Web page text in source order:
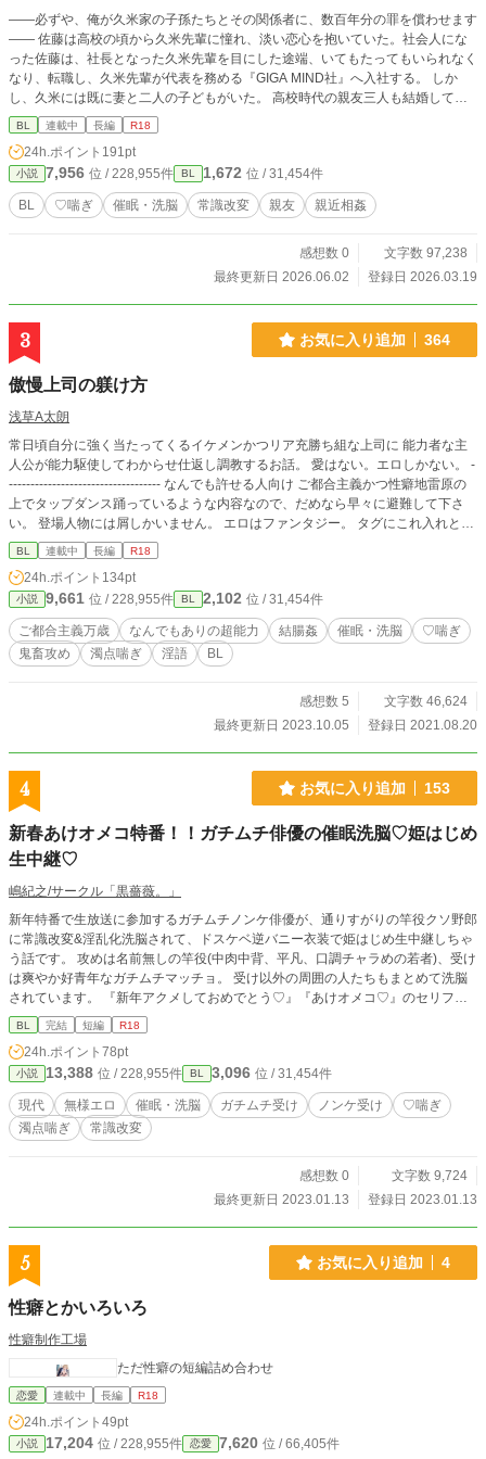
――必ずや、俺が久米家の子孫たちとその関係者に、数百年分の罪を償わせます
―― 佐藤は高校の頃から久米先輩に憧れ、淡い恋心を抱いていた。社会人にな
った佐藤は、社長となった久米先輩を目にした途端、いてもたってもいられなく
なり、転職し、久米先輩が代表を務める『GIGA MIND社』へ入社する。 しか
し、久米には既に妻と二人の子どもがいた。 高校時代の親友三人も結婚して家
庭をもち、佐藤の孤独感は募るばかり……。 そんなある日、ひょんなことから
佐藤は久米家の土地に祀られていた祠を破壊してしまう。 そこには、【スイウ
ノミコト様】という、何百年にもわたって久米家に力を搾取され続けている神様
が封じられていた。 【スイウノミコト様】から特別な鈴を授けられた佐藤は
【スイウノミコト様】の力を搾取してきた人間たちに罪を償わせるため、たくさ
んの人を支配していく。 ※倫理観皆無のBL小説 ※主人公のハッピーは、無関係
な総攻め鬼畜野郎です。全ては神様と自分のために！ ※ここに書ききれないほ
ど、どの章も特殊な性癖のオンパレードです。それでも大丈夫だという方のみお
ト様】と久米家の因縁が明らかになる話 ＜番外編＞ 本編に載せられなかったエ
ピソードなど
BL 連載中 長編 R18
24h.ポイント 191pt
小説 7,956 位 / 228,955件 BL 1,672 位 / 31,454件
BL ♡喘ぎ 催眠・洗脳 常識改変 親友 親近相姦
感想数 0
文字数 97,238
最終更新日 2026.06.02
登録日 2026.03.19
3 お気に入り追加 364
傲慢上司の躾け方
浅草A太朗
常日頃自分に強く当たってくるイケメンかつリア充勝ち組な上司に 能力者な主
人公が能力駆使してわからせ仕返し調教するお話。 愛はない。エロしかない。 -
----------------------------------- なんでも許せる人向け ご都合主義かつ性癖地雷原の
上でタップダンス踊っているような内容なので、だめなら早々に避難して下さ
い。 登場人物には屑しかいません。 エロはファンタジー。 タグにこれ入れとけ
ってのあったら教えて下さい。 エロ練習作。不定期更新。 ----------------------------
-------- お気に入り200突破ありがとうございます。
BL 連載中 長編 R18
24h.ポイント 134pt
小説 9,661 位 / 228,955件 BL 2,102 位 / 31,454件
ご都合主義万歳 なんでもありの超能力 結腸姦 催眠・洗脳
♡喘ぎ
鬼畜攻め
濁点喘ぎ 淫語 BL
感想数 5
文字数 46,624
最終更新日 2023.10.05
登録日 2021.08.20
4 お気に入り追加 153
新春あけオメコ特番！！ガチムチ俳優の催眠洗脳♡姫はじめ
生中継♡
嶋紀之/サークル「黒薔薇。」
新年特番で生放送に参加するガチムチノンケ俳優が、通りすがりの竿役クソ野郎
に常識改変&淫乱化洗脳されて、ドスケベ逆バニー衣装で姫はじめ生中継しちゃ
う話です。 攻めは名前無しの竿役(中肉中背、平凡、口調チャラめの若者)、受け
は爽やか好青年なガチムチマッチョ。 受け以外の周囲の人たちもまとめて洗脳
されています。 『新年アクメしておめでとう♡』『あけオメコ♡』のセリフが
思い浮かんだがために書いた無様系のアホエロになります。
BL 完結 短編 R18
24h.ポイント 78pt
小説 13,388 位 / 228,955件 BL 3,096 位 / 31,454件
現代 無様エロ 催眠・洗脳 ガチムチ受け ノンケ受け
♡喘ぎ
濁点喘ぎ
常識改変
感想数 0
文字数 9,724
最終更新日 2023.01.13
登録日 2023.01.13
5 お気に入り追加 4
性癖とかいろいろ
性癖制作工場
ただ性癖の短編詰め合わせ
恋愛 連載中 長編 R18
24h.ポイント 49pt
小説 17,204 位 / 228,955件 恋愛 7,620 位 / 66,405件